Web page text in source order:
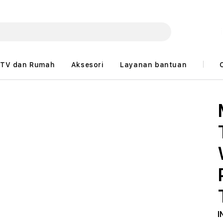
TV dan Rumah Aksesori Layanan bantuan